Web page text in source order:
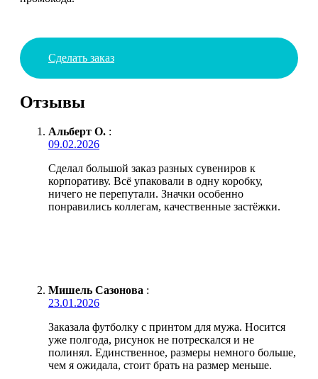
Сделать заказ
Отзывы
Альберт О. :
09.02.2026
Сделал большой заказ разных сувениров к
корпоративу. Всё упаковали в одну коробку,
ничего не перепутали. Значки особенно
понравились коллегам, качественные застёжки.
Мишель Сазонова :
23.01.2026
Заказала футболку с принтом для мужа. Носится
уже полгода, рисунок не потрескался и не
полинял. Единственное, размеры немного больше,
чем я ожидала, стоит брать на размер меньше.